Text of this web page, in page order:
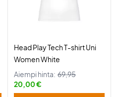
Head Play Tech T-shirt Uni
Women White
Aiempi hinta: 69,95
20,00 €